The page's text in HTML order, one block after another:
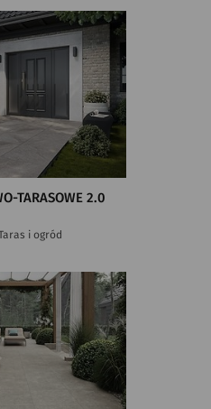
TARASOWE 2.0
i ogród